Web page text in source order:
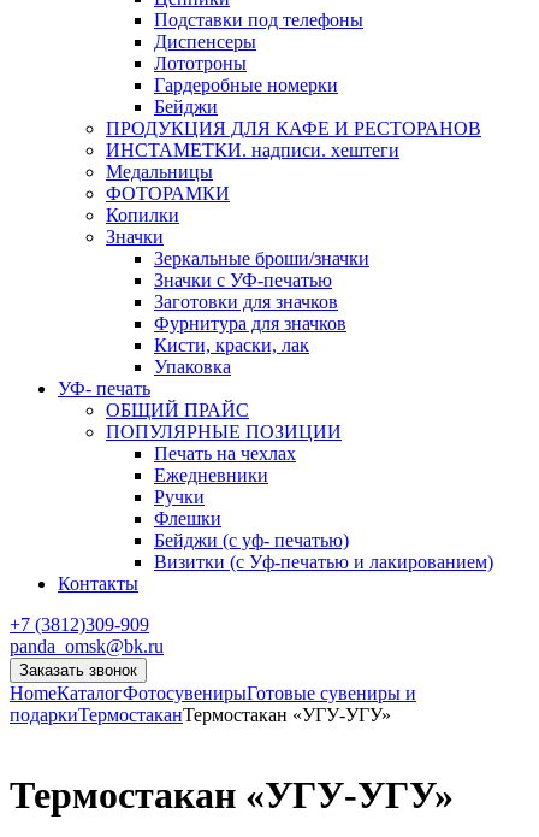
Подставки под телефоны
Диспенсеры
Лототроны
Гардеробные номерки
Бейджи
ПРОДУКЦИЯ ДЛЯ КАФЕ И РЕСТОРАНОВ
ИНСТАМЕТКИ. надписи. хештеги
Медальницы
ФОТОРАМКИ
Копилки
Значки
Зеркальные броши/значки
Значки с УФ-печатью
Заготовки для значков
Фурнитура для значков
Кисти, краски, лак
Упаковка
УФ- печать
ОБЩИЙ ПРАЙС
ПОПУЛЯРНЫЕ ПОЗИЦИИ
Печать на чехлах
Ежедневники
Ручки
Флешки
Бейджи (с уф- печатью)
Визитки (с Уф-печатью и лакированием)
Контакты
+7 (3812)309-909
panda_omsk@bk.ru
Заказать звонок
HomeКаталогФотосувенирыГотовые сувениры и
подаркиТермостаканТермостакан «УГУ-УГУ»
Термостакан «УГУ-УГУ»